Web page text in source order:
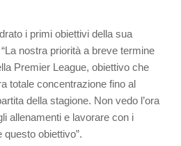
i primi obiettivi della sua
nostra priorità a breve termine
Premier League, obiettivo che
totale concentrazione fino al
della stagione. Non vedo l’ora
allenamenti e lavorare con i
obiettivo”.